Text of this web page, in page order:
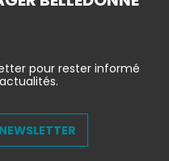
pour rester informé